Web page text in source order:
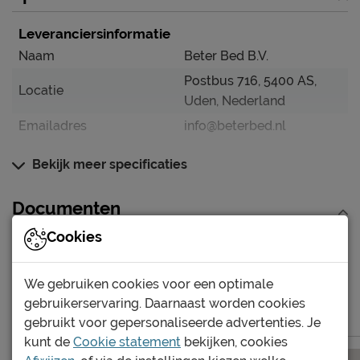
Leveranciersinformatie
Naam Beter Bed B.V.
Locatie
Postbus 716, 5400 AS,
Uden, Nederland
Emailadres
info@beterbed.nl
Bekijk meer specificaties
Documenten
Albero Bureau
Meer van de serie Albero
Cookies
We gebruiken cookies voor een optimale
gebruikerservaring. Daarnaast worden cookies
gebruikt voor gepersonaliseerde advertenties. Je
kunt de Cookie statement bekijken, cookies